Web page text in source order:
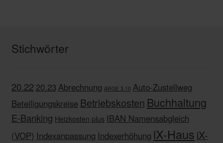
Stichwörter
20.22 20.23 Abrechnung ARGE 3.10 Auto-Zustellweg
Beteiligungskreise Betriebskosten Buchhaltung
E-Banking Heizkosten plus IBAN Namensabgleich
(VOP) Indexanpassung Indexerhöhung iX-Haus iX-